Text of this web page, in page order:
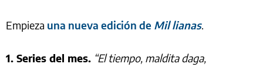
Empieza una nueva edición de Mil lianas.
1. Series del mes. “El tiempo, maldita daga,